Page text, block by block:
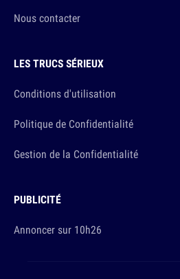
Nous contacter
LES TRUCS SÉRIEUX
Conditions d'utilisation
Politique de Confidentialité
Gestion de la Confidentialité
PUBLICITÉ
Annoncer sur 10h26